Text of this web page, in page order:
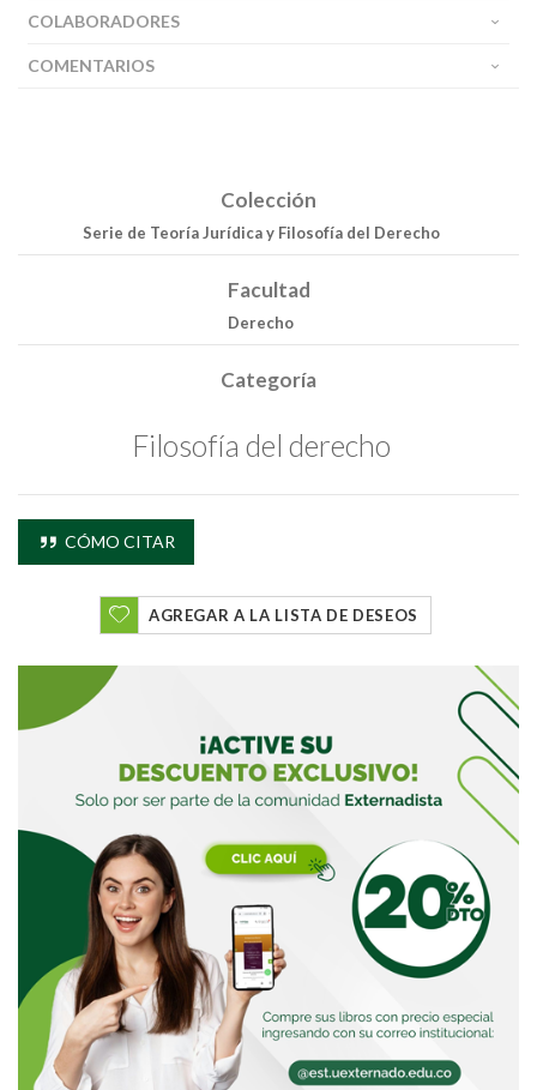
Buscar
COLABORADORES
COMENTARIOS
Colección
Serie de Teoría Jurídica y Filosofía del Derecho
Facultad
Derecho
Categoría
Filosofía del derecho
CÓMO CITAR
AGREGAR A LA LISTA DE DESEOS